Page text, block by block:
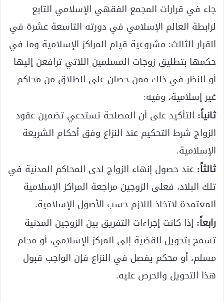
جاء في قرارات المجمع الفقهي الإسلامي التابع
لرابطة العالم الإسلامي في دورته التاسعة عشرة في
القرار الثالث: مشروعية قيام المراكز الإسلامية وما في
حكمها بتطليق زوجات المسلمين اللاتي ترافعن إليها
أو النظر في ذلك ممن حصلن على الطلاق من محاكم
غير إسلامية، وفيه:
ثانياً: التأكيد على أن المصلحة تستدعي تضمين عقود
الزواج شرط التحكيم عند النزاع وفق أحكام الشريعة
الإسلامية.
ثالثاً: عند حصول إنهاء الزواج لدى المحاكم المدنية في
تلك البلاد، فعلى الزوجين مراجعة المراكز الإسلامية
المعتمدة لاتخاذ اللازم حسب الأصول الإسلامية.
رابعاً: إذا كانت إجراءات التفريق بين الزوجين المدنية
تسمح بتحويل القضية إلى المركز الإسلامي، أو محام
مسلم، أو محكم يفصل في النزاع فإن الواجب قبول
هذا التحويل والحرص عليه.